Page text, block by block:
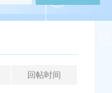
回帖时间